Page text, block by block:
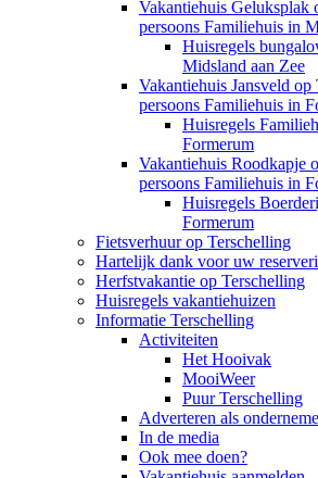
Vakantiehuis Geluksplak
persoons Familiehuis in
Huisregels
Midsland aan Zee
Vakantiehuis Jansveld
persoons Familiehuis in
Huisregels
Formerum
Vakantiehuis Roodkapje
persoons Familiehuis in
Huisregels
Formerum
Fietsverhuur op Terschelling
Hartelijk dank voor uw
Herfstvakantie op Terschelling
Huisregels vakantiehuizen
Informatie Terschelling
Activiteiten
Het Hooivak
MooiWeer
Puur Terschelling
Adverteren als
In de media
Ook mee doen?